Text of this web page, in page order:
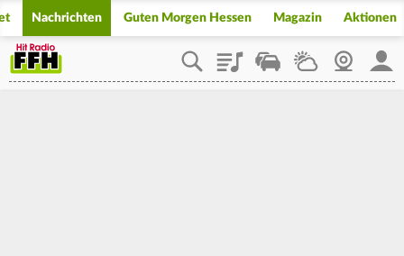
Nachrichten Guten Morgen Hessen Magazin Aktionen
PlaylistStaupilotWetterWebcam